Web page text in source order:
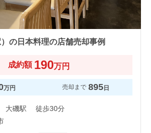
の日本料理の店舗売却事例
成約額 190万円
万円 売却まで 895日
JR東海道本線 大磯駅 徒歩30分